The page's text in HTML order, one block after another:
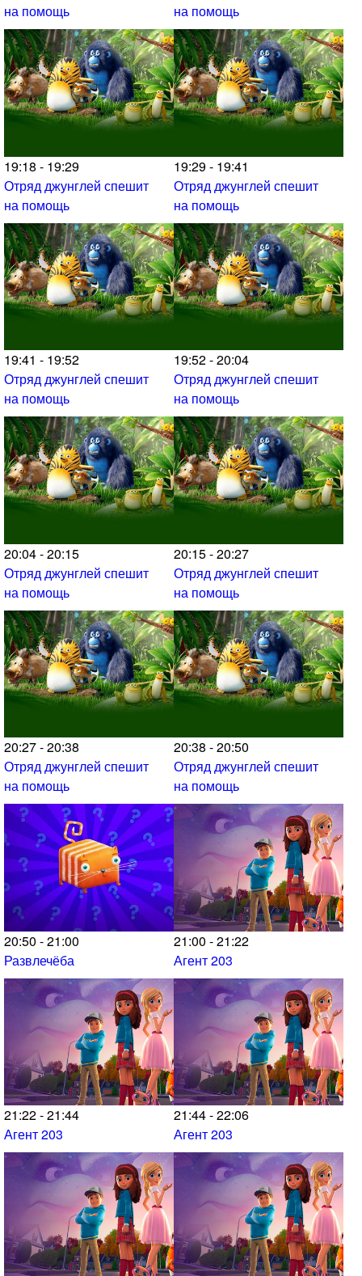
на помощь
на помощь
19:18 - 19:29
Отряд джунглей спешит
на помощь
19:29 - 19:41
Отряд джунглей спешит
на помощь
19:41 - 19:52
Отряд джунглей спешит
на помощь
19:52 - 20:04
Отряд джунглей спешит
на помощь
20:04 - 20:15
Отряд джунглей спешит
на помощь
20:15 - 20:27
Отряд джунглей спешит
на помощь
20:27 - 20:38
Отряд джунглей спешит
на помощь
20:38 - 20:50
Отряд джунглей спешит
на помощь
20:50 - 21:00
Развлечёба
21:00 - 21:22
Агент 203
21:22 - 21:44
Агент 203
21:44 - 22:06
Агент 203